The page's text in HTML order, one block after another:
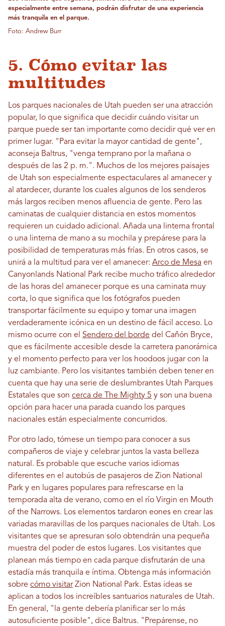
especialmente entre semana, podrán disfrutar de una experiencia
más tranquila en el parque.
Foto: Andrew Burr
5. Cómo evitar las
multitudes
Los parques nacionales de Utah pueden ser una atracción
popular, lo que significa que decidir cuándo visitar un
parque puede ser tan importante como decidir qué ver en
primer lugar. "Para evitar la mayor cantidad de gente",
aconseja Baltrus, "venga temprano por la mañana o
después de las 2 p. m.". Muchos de los mejores paisajes
de Utah son especialmente espectaculares al amanecer y
al atardecer, durante los cuales algunos de los senderos
más largos reciben menos afluencia de gente. Pero las
caminatas de cualquier distancia en estos momentos
requieren un cuidado adicional. Añada una linterna frontal
o una linterna de mano a su mochila y prepárese para la
posibilidad de temperaturas más frías. En otros casos, se
unirá a la multitud para ver el amanecer: Arco de Mesa en
Canyonlands National Park recibe mucho tráfico alrededor
de las horas del amanecer porque es una caminata muy
corta, lo que significa que los fotógrafos pueden
transportar fácilmente su equipo y tomar una imagen
verdaderamente icónica en un destino de fácil acceso. Lo
mismo ocurre con el Sendero del borde del Cañón Bryce,
que es fácilmente accesible desde la carretera panorámica
y el momento perfecto para ver los hoodoos jugar con la
luz cambiante. Pero los visitantes también deben tener en
cuenta que hay una serie de deslumbrantes Utah Parques
Estatales que son cerca de The Mighty 5 y son una buena
opción para hacer una parada cuando los parques
nacionales están especialmente concurridos.
Por otro lado, tómese un tiempo para conocer a sus
compañeros de viaje y celebrar juntos la vasta belleza
natural. Es probable que escuche varios idiomas
diferentes en el autobús de pasajeros de Zion National
Park y en lugares populares para refrescarse en la
temporada alta de verano, como en el río Virgin en Mouth
of the Narrows. Los elementos tardaron eones en crear las
variadas maravillas de los parques nacionales de Utah. Los
visitantes que se apresuran solo obtendrán una pequeña
muestra del poder de estos lugares. Los visitantes que
planean más tiempo en cada parque disfrutarán de una
estadía más tranquila e íntima. Obtenga más información
sobre cómo visitarZion National Park. Estas ideas se
aplican a todos los increíbles santuarios naturales de Utah.
En general, "la gente debería planificar ser lo más
autosuficiente posible", dice Baltrus. "Prepárense, no